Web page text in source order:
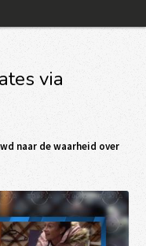
via
naar de waarheid over